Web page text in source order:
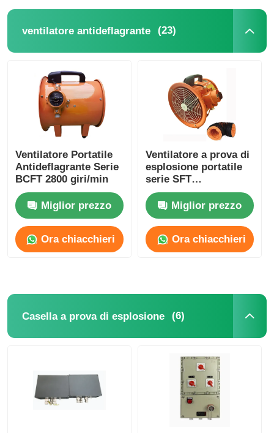
ventilatore antideflagrante (23)
Ventilatore Portatile
Antideflagrante Serie
BCFT 2800 giri/min
Miglior prezzo
Ora chiacchieri
Ventilatore a prova di
esplosione portatile
serie SFT
personalizzato 1500-
10000m3/HMiglior prezzo
Ora chiacchieri
Casella a prova di esplosione (6)